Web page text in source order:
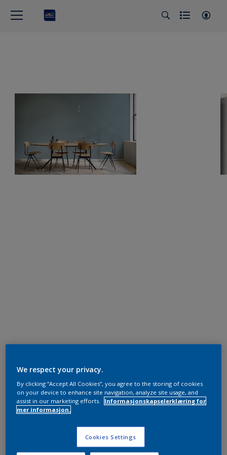
We respect your privacy.
By clicking “Accept All Cookies”, you agree to the storing of cookies
on your device to enhance site navigation, analyze site usage, and
assist in our marketing efforts.
Informasjonskapselerklæring for
mer informasjon.
Cookies Settings